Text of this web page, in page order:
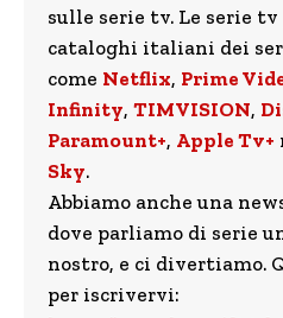
sulle serie tv. Le serie
cataloghi italiani dei
come Netflix, Prime
Infinity, TIMVISION,
Paramount+, Apple Tv+
Sky.
Abbiamo anche una
dove parliamo di serie
nostro, e ci divertiamo.
per iscrivervi: